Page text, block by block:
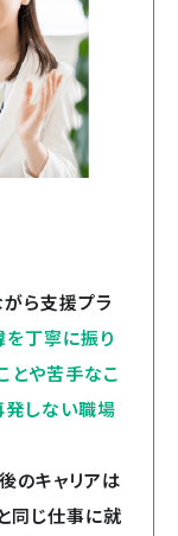
ら支援プラ
丁寧に振り
とや苦手なこ
発しない職場
のキャリアは
同じ仕事に就